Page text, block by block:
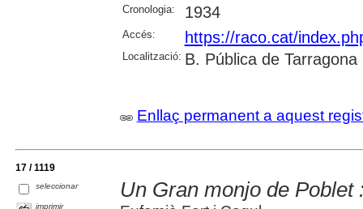
Cronologia: 1934
Accés: https://raco.cat/
Localització: B. Pública de Tarragona
Enllaç permanent a aquest
17 / 1119
seleccionar
imprimir
Un Gran monjo de